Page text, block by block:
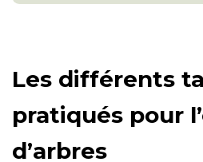
Les différents
pratiqués pour
d’arbres